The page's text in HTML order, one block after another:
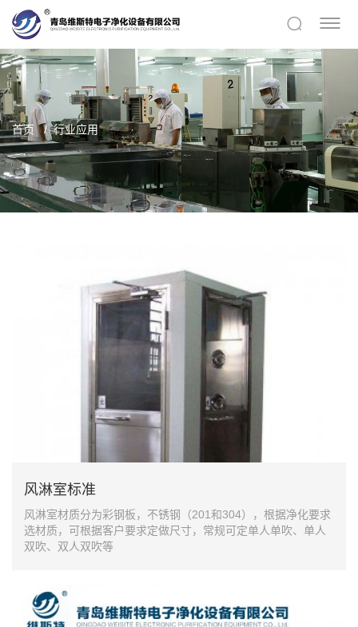
首页 行业应用
风淋室标准
风淋室材质分为彩钢板，不锈钢（201和304），根据净化要求
选材质，可根据客户要求定做尺寸，常规可定单人单吹、单人
双吹、双人双吹等